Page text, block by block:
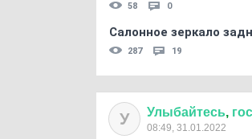
58 0
Салонное зеркало
287 19
У Улыбайтесь,
08:49, 31.01.2022